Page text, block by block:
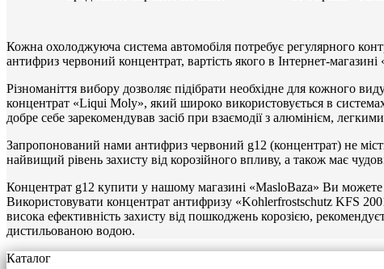
Кожна охолоджуюча система автомобіля потребує регулярного
антифриз червоний концентрат, вартість якого в Інтернет-
Різноманіття вибору дозволяє підібрати необхідне для кожного
концентрат «Liqui Moly», який широко використовується в
добре себе зарекомендував засіб при взаємодії з алюмінієм,
Запропонований нами антифриз червоний g12 (концентрат) не
найвищий рівень захисту від корозійного впливу, а також має
Концентрат g12 купити у нашому магазині «MasloBaza» Ви
Використовувати концентрат антифризу «Kohlerfrostschutz KFS
висока ефективність захисту від пошкоджень корозією,
дистильованою водою.
Каталог